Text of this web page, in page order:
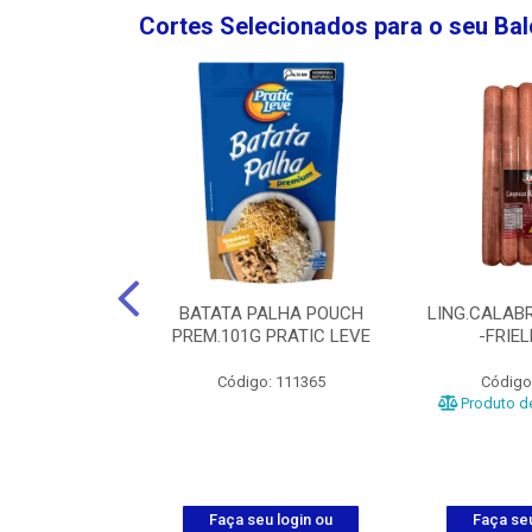
Cortes Selecionados para o seu
BATATA PALHA POUCH
PREM.101G PRATIC LEVE
Código: 111365
Faça seu login ou
-
Produto
Faça